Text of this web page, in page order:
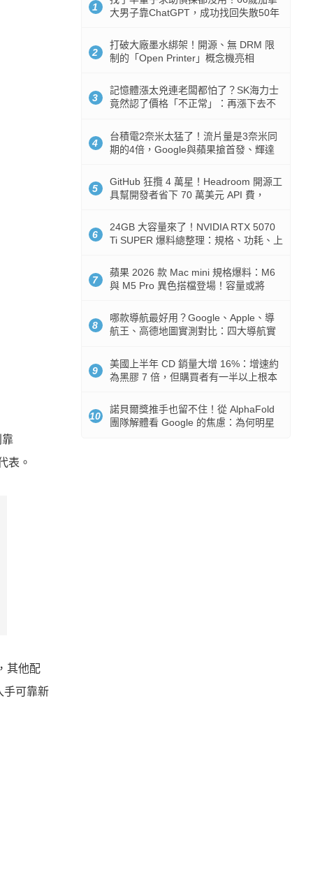
表。
其他配
手可靠新
1
大男子靠ChatGPT，成功找回失散50年
2
打破大廠墨水綁架！開源、無 DRM 限
制的「Open Printer」概念機亮相
3
記憶體漲太兇連老闆都怕了？SK海力士
竟然認了價格「不正常」：再漲下去不
4
台積電2奈米太猛了！流片量是3奈米同
期的4倍，Google與蘋果搶首發、輝達
5
GitHub 狂攬 4 萬星！Headroom 開源工
具幫開發者省下 70 萬美元 API 費，
6
24GB 大容量來了！NVIDIA RTX 5070
Ti SUPER 爆料總整理：規格、功耗、上
7
蘋果 2026 款 Mac mini 規格爆料：M6
與 M5 Pro 異色搭檔登場！容量或將
8
哪款導航最好用？Google、Apple、導
航王、高德地圖實測對比：四大導航實
9
美國上半年 CD 銷量大增 16%：增速約
為黑膠 7 倍，但購買者有一半以上根本
10
諾貝爾獎推手也留不住！從 AlphaFold
團隊解體看 Google 的焦慮：為何明星